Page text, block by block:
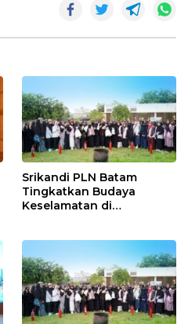
Srikandi PLN Batam
Tingkatkan Budaya
Keselamatan di